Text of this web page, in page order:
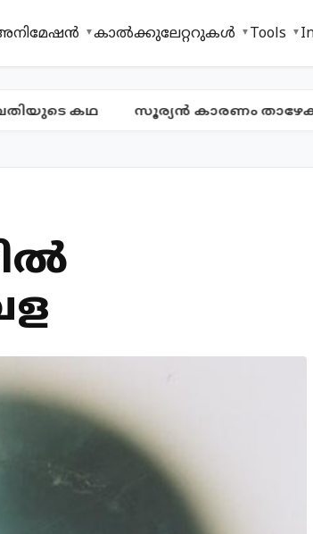
കാൽക്കുലേറ്ററുകൾ Tools
കഥ സൂര്യൻ കാരണം താഴേക്കു